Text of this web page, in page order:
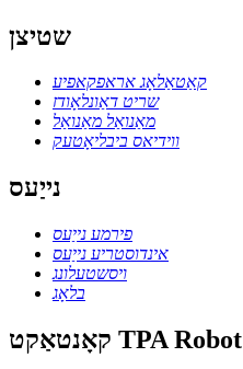
שטיצן
קאַטאַלאָג אראפקאפיע
שריט דאַונלאָודז
מאַנואַל מאַנואַל
ווידיאס ביבליאָטעק
נייַעס
פירמע נייַעס
אינדוסטריע נייַעס
ויסשטעלונג
בלאָג
קאָנטאַקט TPA Robot